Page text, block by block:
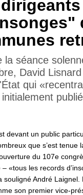
la séance
David
qui
initialement
devant un public
que s’est tenue
du 107e
– «tous les records
souligné André Laignel.
son premier vice-